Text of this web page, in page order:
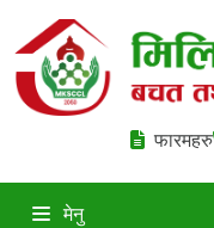
फारमहरु
मेनु